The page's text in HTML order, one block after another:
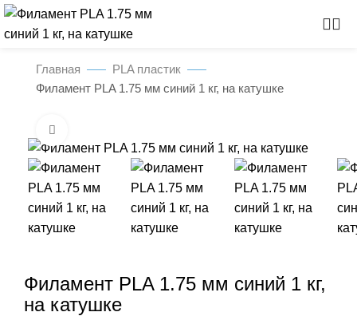
Главная
PLA пластик
Филамент PLA 1.75 мм синий 1 кг, на катушке
Филамент PLA 1.75 мм синий 1 кг,
на катушке